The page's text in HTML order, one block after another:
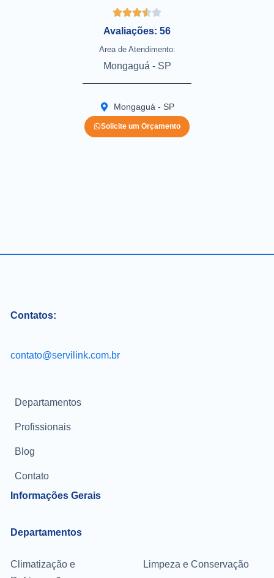
Avaliações: 56
Area de Atendimento:
Mongaguá - SP
Mongaguá - SP
Solicite um Orçamento
Contatos:
contato@servilink.com.br
Informações Gerais
Departamentos
Profissionais
Blog
Contato
Departamentos
Climatização e
Limpeza e Conservação